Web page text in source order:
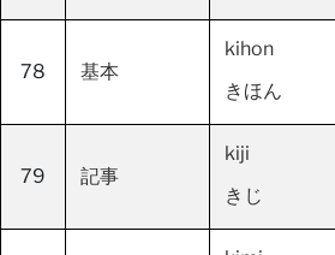
78 基本
kihon
きほん
79 記事
kiji
きじ